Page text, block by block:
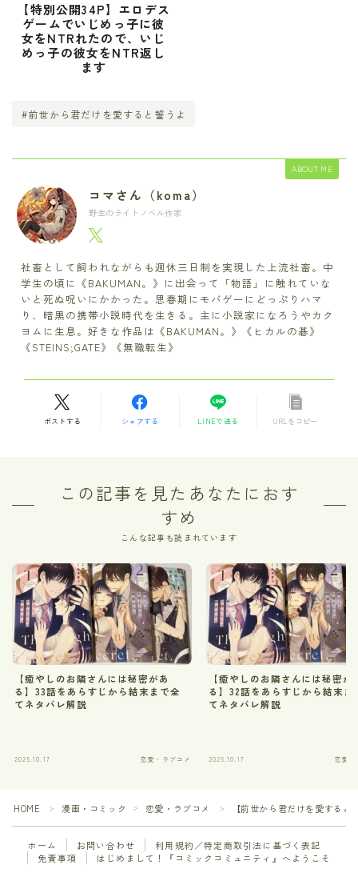
【特別公開34P】エロデス
ゲームでいじめっ子に彼
女をNTRれたので、いじ
めっ子の彼女をNTR返し
ます
#前世から君だけを愛すると誓うよ
ABOUT ME
コマさん（koma）
野生のライトノベル作家
社畜として飼われながらも週休三日制を実現した上流社畜。中
学生の頃に《BAKUMAN。》に出会って「物語」に触れていな
いと死ぬ呪いにかかった。思春期にモバゲーにどっぷりハマ
り、暗黒の携帯小説時代を生きる。主に小説家になろうやカク
ヨムに生息。好きな作品は《BAKUMAN。》《ヒカルの碁》
《STEINS;GATE》《無職転生》
ポストする シェアする LINEで送る URLをコピー
この記事を見たあなたにおす
すめ
こんな記事も読まれています
【癒やしのお隣さんには秘密があ
る】33話をあらすじから結末まで全
てネタバレ解説
2025.10.17 恋愛・ラブコメ
【癒やしのお隣さんには秘密が
る】32話をあらすじから結末ま
てネタバレ解説
2025.10.17 恋愛・
HOME ＞ 漫画・コミック ＞ 恋愛・ラブコメ ＞ 【前世から君だけを愛する
ホーム お問い合わせ
利用規約／特定商取引法に基づく表記
免責事項
はじめまして！『コミックコミュニティ』へようこそ